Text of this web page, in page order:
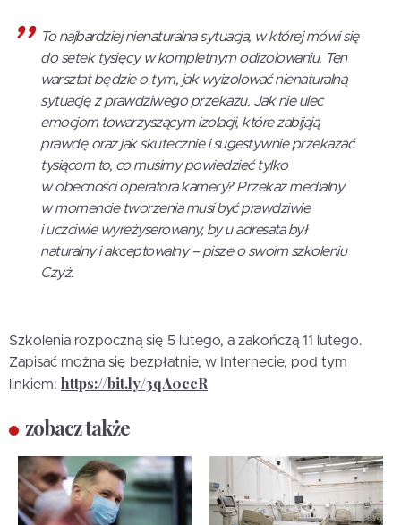
To najbardziej nienaturalna sytuacja, w której mówi się
do setek tysięcy w kompletnym odizolowaniu. Ten
warsztat będzie o tym, jak wyizolować nienaturalną
sytuację z prawdziwego przekazu. Jak nie ulec
emocjom towarzyszącym izolacji, które zabijają
prawdę oraz jak skutecznie i sugestywnie przekazać
tysiącom to, co musimy powiedzieć tylko
w obecności operatora kamery? Przekaz medialny
w momencie tworzenia musi być prawdziwie
i uczciwie wyreżyserowany, by u adresata był
naturalny i akceptowalny – pisze o swoim szkoleniu
Czyż.
Szkolenia rozpoczną się 5 lutego, a zakończą 11 lutego.
Zapisać można się bezpłatnie, w Internecie, pod tym
linkiem: https://bit.ly/3qA0ccR
zobacz także